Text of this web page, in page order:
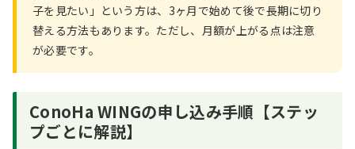
子を見たい」という方は、3ヶ月で始めて後で長期に切り
替える方法もあります。ただし、月額が上がる点は注意
が必要です。
ConoHa WINGの申し込み手順【ステッ
プごとに解説】